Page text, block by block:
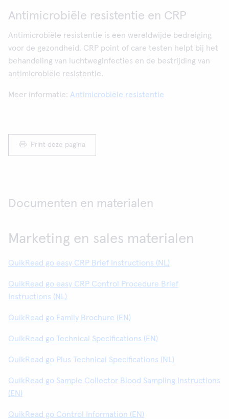
Antimicrobiële resistentie en CRP
Antimicrobiële resistentie is een wereldwijde bedreiging
voor de gezondheid. CRP point of care testen helpt bij het
behandeling van luchtweginfecties en de bestrijding van
antimicrobiële resistentie.
Meer informatie: Antimicrobiële resistentie
Print deze pagina
Documenten en materialen
Marketing en sales materialen
QuikRead go easy CRP Brief Instructions (NL)
QuikRead go easy CRP Control Procedure Brief
Instructions (NL)
QuikRead go Family Brochure (EN)
QuikRead go Technical Specifications (EN)
QuikRead go Plus Technical Specifications (NL)
QuikRead go Sample Collector Blood Sampling Instructions
(EN)
QuikRead go Control Information (EN)